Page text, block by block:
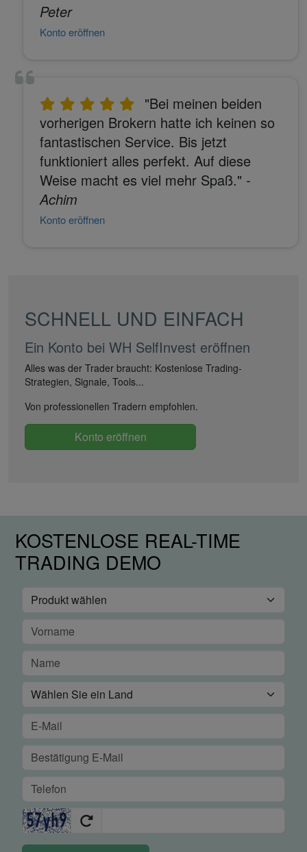
Peter
Konto eröffnen
"Bei meinen beiden
vorherigen Brokern hatte ich keinen so
fantastischen Service. Bis jetzt
funktioniert alles perfekt. Auf diese
Weise macht es viel mehr Spaß." -
Achim
Konto eröffnen
SCHNELL UND EINFACH
Ein Konto bei WH SelfInvest eröffnen
Alles was der Trader braucht: Kostenlose Trading-
Strategien, Signale, Tools...
Von professionellen Tradern empfohlen.
Konto eröffnen
KOSTENLOSE REAL-TIME
TRADING DEMO